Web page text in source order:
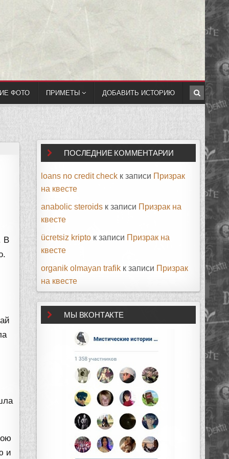
ФОТО ПРИМЕТЫ ДОБАВИТЬ ИСТОРИЮ
В
и
ПОСЛЕДНИЕ КОММЕНТАРИИ
loans no credit check к записи Призрак
на квесте
anabolic steroids к записи Призрак на
квесте
ücretsiz kripto к записи Призрак на
квесте
organik olmayan trafik к записи Призрак
на квесте
МЫ ВКОНТАКТЕ